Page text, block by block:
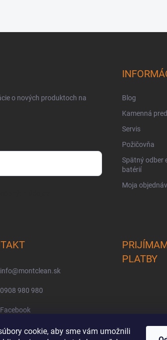
cookie, aby sme vám umožnili
o nových produktoch na
Blog
Kamenná
Servis
Požičovňa
Spätný odber
batérií
Moja
info@montclean.sk
0908 980 980
Facebook
montclean/
PLATBY